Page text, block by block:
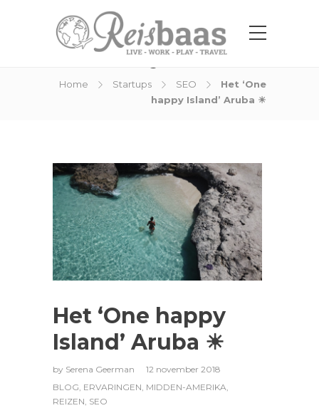
Home Startups SEO
Het ‘One
happy Island’ Aruba ☀
Het ‘One happy
Island’ Aruba ☀
by Serena Geerman
12 november 2018
BLOG, ERVARINGEN, MIDDEN-AMERIKA,
REIZEN, SEO